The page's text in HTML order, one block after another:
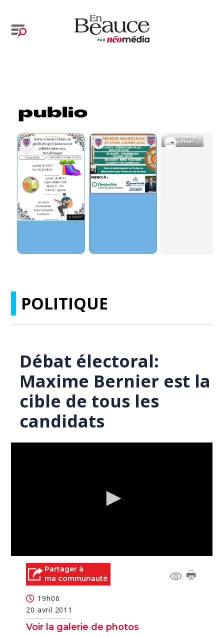
POLITIQUE
Débat électoral:
Maxime Bernier est la
cible de tous les
candidats
seconds
seconds
Partager à
ma communauté
19h06
20 avril 2011
Voir la galerie de photos